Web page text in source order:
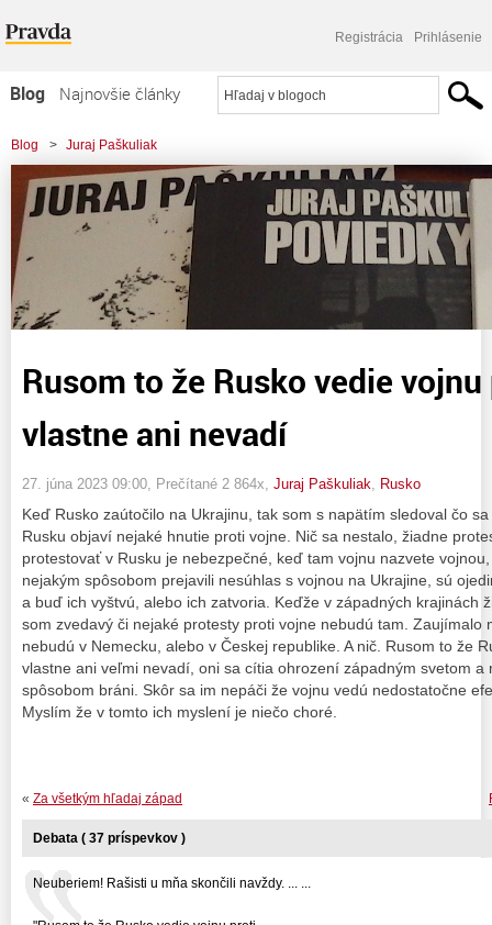
Registrácia Prihlásenie
Blog
Najnovšie články
Najčítanejšie články
Najkomentovanejšie články
Zoznam blogov
Komerčné blogy
Blog > Juraj Paškuliak
Rusom to že Rusko vedie vojnu proti Ukrajine vlastne ani nevadí
Rusom to že Rusko vedie
vlastne ani nevadí
27. júna 2023 09:00 , Prečítané 2 864x, Juraj Paškuliak Rusko
Keď Rusko zaútočilo na Ukrajinu, tak som s napätím sledoval čo
Rusku objaví nejaké hnutie proti vojne. Nič sa nestalo, žiadne
protestovať v Rusku je nebezpečné, keď tam vojnu nazvete
nejakým spôsobom prejavili nesúhlas s vojnou na Ukrajine, sú
a buď ich vyštvú, alebo ich zatvoria. Keďže v západných krajinách
som zvedavý či nejaké protesty proti vojne nebudú tam. Zaujímalo
nebudú v Nemecku, alebo v Českej republike. A nič. Rusom to že
vlastne ani veľmi nevadí, oni sa cítia ohrození západným svetom a
spôsobom bráni. Skôr sa im nepáči že vojnu vedú nedostatočne
Myslím že v tomto ich myslení je niečo choré.
« Za všetkým hľadaj západ
Debata ( 37 príspevkov )
Neuberiem! Rašisti u mňa skončili navždy. ... ...